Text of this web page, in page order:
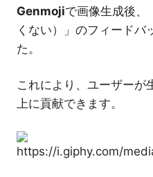
Genmojiで画像生成後、
くない）」のフィードバ
た。
これにより、ユーザーが
上に貢献できます。